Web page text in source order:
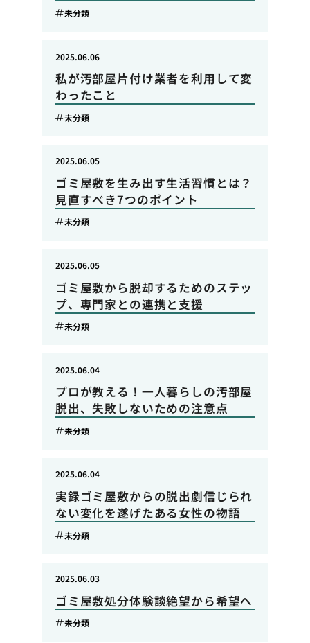
未分類
私が汚部屋片付け業者を利用して変
わったこと
2025.06.06
未分類
ゴミ屋敷を生み出す生活習慣とは？
見直すべき7つのポイント
2025.06.05
未分類
ゴミ屋敷から脱却するためのステッ
プ、専門家との連携と支援
2025.06.05
未分類
プロが教える！一人暮らしの汚部屋
脱出、失敗しないための注意点
2025.06.04
未分類
実録ゴミ屋敷からの脱出劇信じられ
ない変化を遂げたある女性の物語
2025.06.04
未分類
ゴミ屋敷処分体験談絶望から希望へ
2025.06.03
未分類